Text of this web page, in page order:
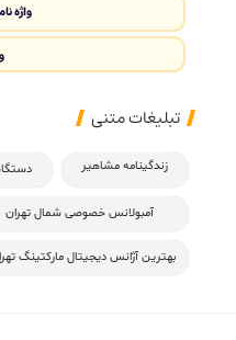
واژه
تبلیغات متنی
زندگینامه مشاهیر
آمبولانس خصوصی شمال تهران
بهترین آژانس دیجیتال مارکتینگ